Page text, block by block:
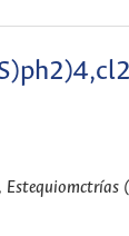
Estequiomctrías